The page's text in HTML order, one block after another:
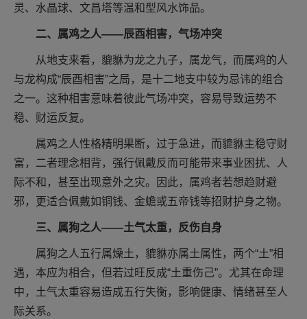
灵、水晶球、文昌塔等温和型风水饰品。
二、属鸡之人——辰酉相害，气场冲突
从地支来看，貔貅为龙之九子，属龙气，而属鸡的人
与龙构成“辰酉相害”之局，是十二地支中较为忌讳的组合
之一。这种相害意味着彼此气场冲突，容易导致运势不
稳、财运反复。
属鸡之人性格精明果断，过于急进，而貔貅主稳守财
富，二者理念相背，强行佩戴反而可能带来事业困扰、人
际不和，甚至出现意外之灾。因此，属鸡者若想趋财避
邪，更适合佩戴如铜钱、金蟾或五帝钱等招财护身之物。
三、属狗之人——土气太重，反伤自身
属狗之人五行属燥土，貔貅亦属土属性，两个“土”相
遇，本应为相合，但若过旺反成“土重伤己”。尤其在命理
中，土气太重容易造成五行失衡，影响健康、情绪甚至人
际关系。